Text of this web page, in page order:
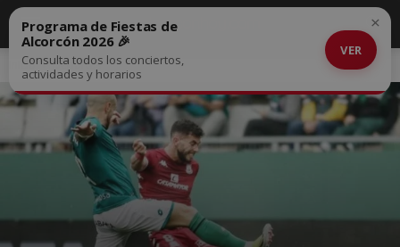
Inicio Deportes
Programa de Fiestas de
Alcorcón 2026 🎉
Consulta todos los conciertos,
actividades y horarios
VER
×